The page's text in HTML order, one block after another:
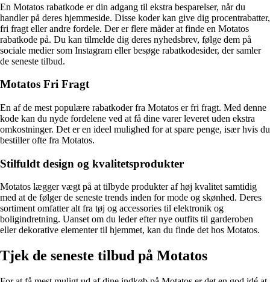
En Motatos rabatkode er din adgang til ekstra besparelser, når du
handler på deres hjemmeside. Disse koder kan give dig procentrabatter,
fri fragt eller andre fordele. Der er flere måder at finde en Motatos
rabatkode på. Du kan tilmelde dig deres nyhedsbrev, følge dem på
sociale medier som Instagram eller besøge rabatkodesider, der samler
de seneste tilbud.
Motatos Fri Fragt
En af de mest populære rabatkoder fra Motatos er fri fragt. Med denne
kode kan du nyde fordelene ved at få dine varer leveret uden ekstra
omkostninger. Det er en ideel mulighed for at spare penge, især hvis du
bestiller ofte fra Motatos.
Stilfuldt design og kvalitetsprodukter
Motatos lægger vægt på at tilbyde produkter af høj kvalitet samtidig
med at de følger de seneste trends inden for mode og skønhed. Deres
sortiment omfatter alt fra tøj og accessories til elektronik og
boligindretning. Uanset om du leder efter nye outfits til garderoben
eller dekorative elementer til hjemmet, kan du finde det hos Motatos.
Tjek de seneste tilbud på Motatos